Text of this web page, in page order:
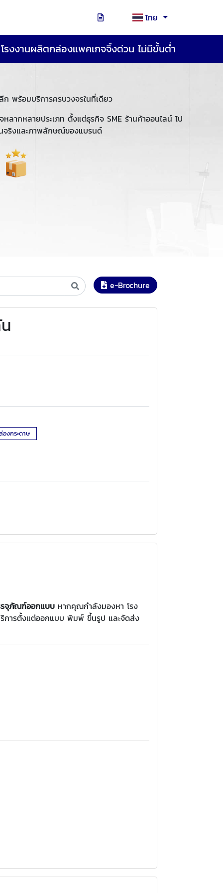
ไทย
โรงงานผลิตกล่องแพคเกจจิ้งด่วน ไม่มีขั้นต่ำ
พร้อมบริการครบวงจรในที่เดียว
ลากหลายประเภท ตั้งแต่ธุรกิจ SME ร้านค้าออนไลน์ ไป
จริงและภาพลักษณ์ของแบรนด์
e-Brochure
องกระดาษ
รจุภัณฑ์ออกแบบ หากคุณกำลังมองหา โรง
การตั้งแต่ออกแบบ พิมพ์ ขึ้นรูป และจัดส่ง